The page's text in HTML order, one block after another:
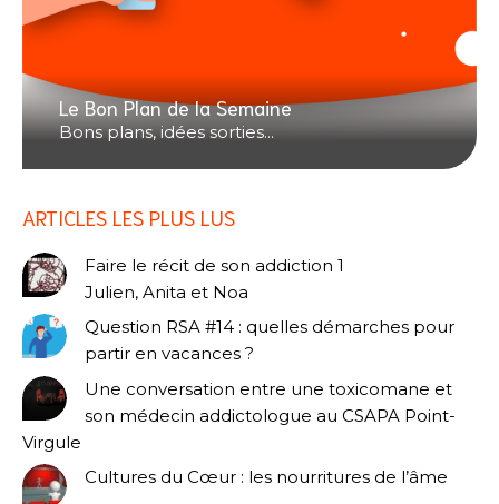
Le Bon Plan de la Semaine
Bons plans, idées sorties...
ARTICLES LES PLUS LUS
Faire le récit de son addiction 1
Julien, Anita et Noa
Question RSA #14 : quelles démarches pour
partir en vacances ?
Une conversation entre une toxicomane et
son médecin addictologue au CSAPA Point-
Virgule
Cultures du Cœur : les nourritures de l’âme